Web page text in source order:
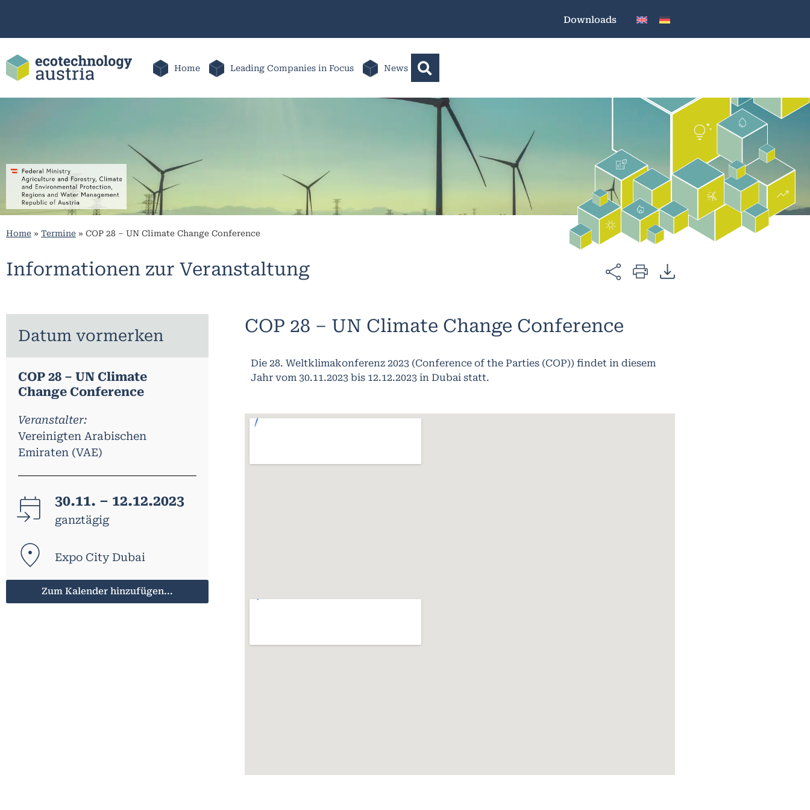
Downloads
Home Leading Companies in Focus News
Home » Termine » COP 28 – UN Climate Change Conference
Informationen zur Veranstaltung
Datum vormerken
COP 28 – UN Climate
Change Conference
Veranstalter:
Vereinigten Arabischen
Emiraten (VAE)
30.11. – 12.12.2023
ganztägig
Expo City Dubai
Zum Kalender hinzufügen...
COP 28 – UN Climate Change Conference
Die 28. Weltklimakonferenz 2023 (Conference of the Parties (COP)) findet in diesem
Jahr vom 30.11.2023 bis 12.12.2023 in Dubai statt.